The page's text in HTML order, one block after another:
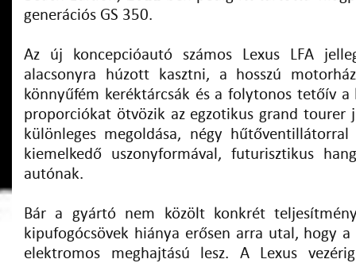
generációs GS 350.
Az új koncepcióautó számos Lexus LFA
alacsonyra húzott kasztni, a hosszú
könnyűfém keréktárcsák és a folytonos tetőív a
proporciókat ötvözik az egzotikus grand tourer
különleges megoldása, négy
kiemelkedő uszonyformával, futurisztikus
autónak.
Bár a gyártó nem közölt konkrét
kipufogócsövek hiánya erősen arra utal, hogy a
elektromos meghajtású lesz. A Lexus